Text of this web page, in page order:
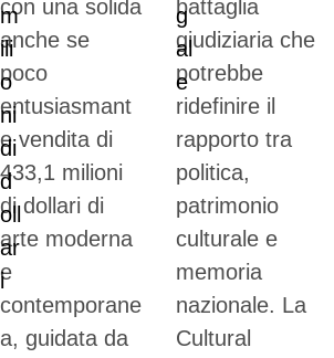
con una solida
anche se
poco
entusiasmant
e vendita di
433,1 milioni
di dollari di
arte moderna
e
contemporane
a, guidata da
battaglia
giudiziaria che
potrebbe
ridefinire il
rapporto tra
politica,
patrimonio
culturale e
memoria
nazionale. La
Cultural